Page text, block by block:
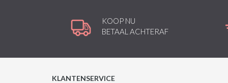
KOOP NU
BETAAL ACHTERAF
KLANTENSERVICE